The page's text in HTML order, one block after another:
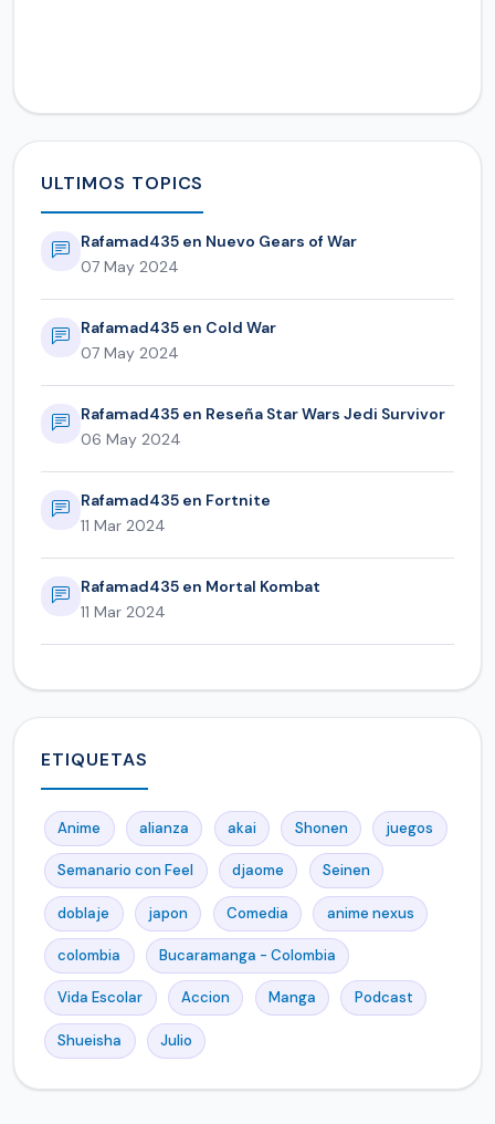
ULTIMOS TOPICS
Rafamad435 en Nuevo Gears of War
07 May 2024
Rafamad435 en Cold War
07 May 2024
Rafamad435 en Reseña Star Wars Jedi Survivor
06 May 2024
Rafamad435 en Fortnite
11 Mar 2024
Rafamad435 en Mortal Kombat
11 Mar 2024
ETIQUETAS
Anime alianza akai Shonen juegos
Semanario con Feel djaome Seinen
doblaje japon Comedia anime nexus
colombia Bucaramanga - Colombia
Vida Escolar Accion Manga Podcast
Shueisha Julio